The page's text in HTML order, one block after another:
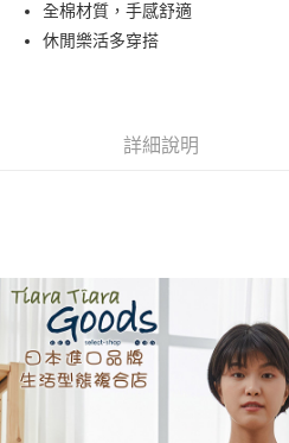
AFTEE先享後付
１．簡單：不需註冊會員、不需綁卡、
結帳頁面，進行簡訊認證並確認金額後
２．訂單成立數日內，您將收到繳費通知
３．收到繳費通知簡訊後14天內，點擊
ATM／網路銀行／等多元方式進行付款，
※ 請注意：結帳手續完成當下不需立刻繳
購買商品的店家。未經商家同意取消之訂
※ 交易是否成功請以「AFTEE先享後付
付款後全家取貨
每筆NT$60，滿NT$1,800(含以上)免
7-11取貨付款
每筆NT$60，滿NT$2,000(含以上)免
付款後7-11取貨
全棉材質，手感舒適
休閒樂活多穿搭
詳細說明